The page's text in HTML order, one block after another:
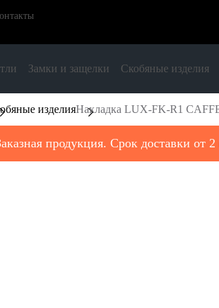
Замки и защелки Скобяные изделия
изделияНакладка LUX-FK-R1
продукция. Срок доставки от 2